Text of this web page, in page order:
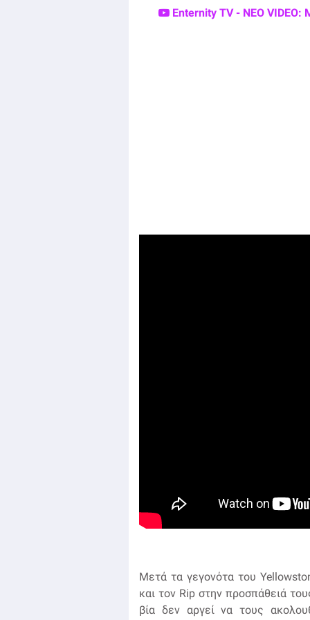
Enternity TV - ΝΕΟ VIDEO:
Μετά τα γεγονότα του
και τον Rip στην προσπάθειά
βία δεν αργεί να τους